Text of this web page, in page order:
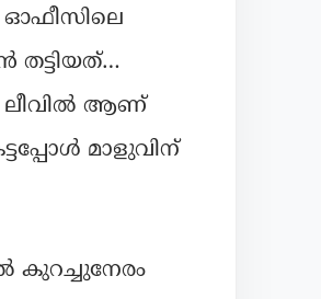
ഓഫീസിലെ
തട്ടിയത്…
ലീവിൽ ആണ്
മാളുവിന്
കുറച്ചുനേരം